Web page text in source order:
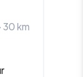
30km